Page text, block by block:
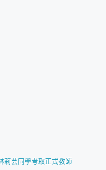
莉芸同學考取正式教師